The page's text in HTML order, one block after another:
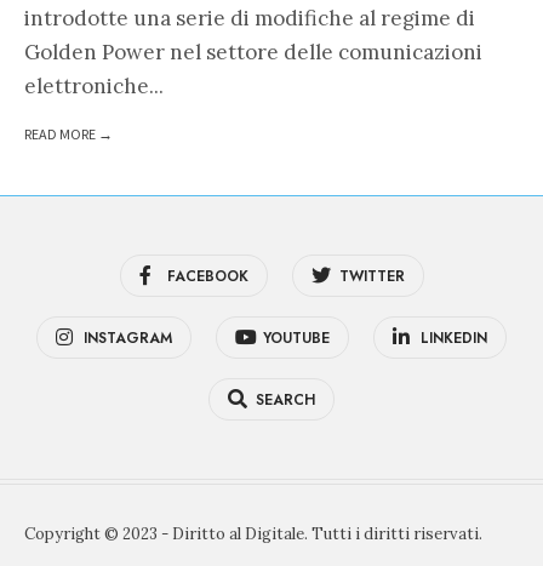
introdotte una serie di modifiche al regime di
Golden Power nel settore delle comunicazioni
elettroniche...
READ MORE →
FACEBOOK TWITTER
INSTAGRAM YOUTUBE LINKEDIN
SEARCH
Copyright © 2023 - Diritto al Digitale. Tutti i diritti riservati.